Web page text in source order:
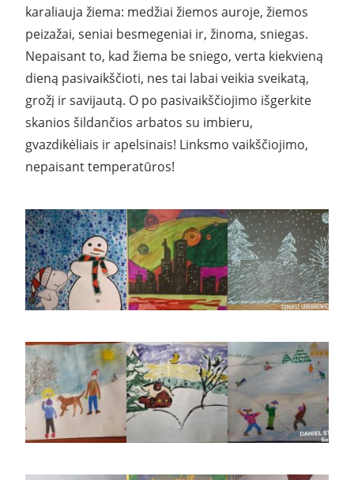
karaliauja žiema: medžiai žiemos auroje, žiemos
peizažai, seniai besmegeniai ir, žinoma, sniegas.
Nepaisant to, kad žiema be sniego, verta kiekvieną
dieną pasivaikščioti, nes tai labai veikia sveikatą,
grožį ir savijautą. O po pasivaikščiojimo išgerkite
skanios šildančios arbatos su imbieru,
gvazdikėliais ir apelsinais! Linksmo vaikščiojimo,
nepaisant temperatūros!